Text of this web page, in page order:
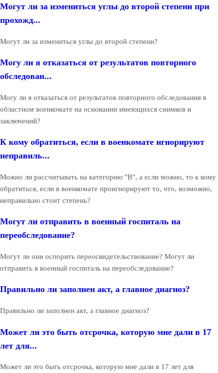
Могут ли за измениться углы до второй степени при
прохожд...
Могут ли за измениться углы до второй степени?
Могу ли я отказаться от результатов повторного
обследован...
Могу ли я отказаться от результатов повторного обследования в
областном военкомате на основании имеющихся снимков и
заключений?
К кому обратиться, если в военкомате игнорируют
неправиль...
Можно ли рассчитывать на категорию "В", а если можно, то к кому
обратиться, если в военкомате проигнорируют то, что, возможно,
неправильно стоит степень?
Могут ли отправить в военный госпиталь на
переобследование?
Могут ли они оспорить переосвидетельствование? Могут ли
отправить в военный госпиталь на переобследование?
Правильно ли заполнен акт, а главное диагноз?
Правильно ли заполнен акт, а главное диагноз?
Может ли это быть отсрочка, которую мне дали в 17
лет для...
Может ли это быть отсрочка, которую мне дали в 17 лет для